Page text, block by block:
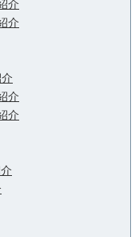
介
介
介
介